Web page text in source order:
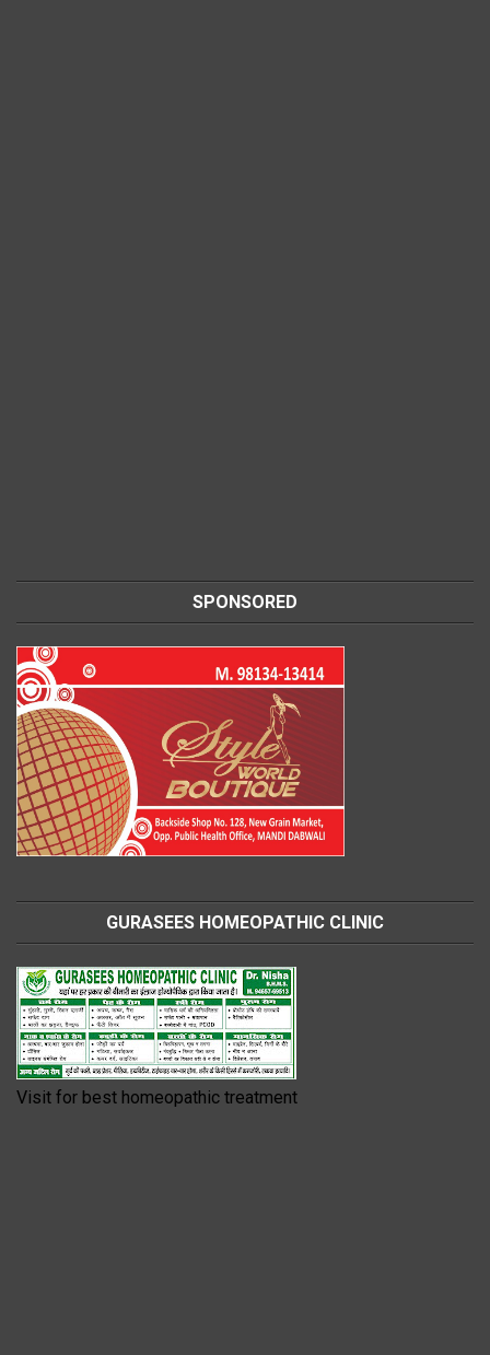
SPONSORED
GURASEES HOMEOPATHIC CLINIC
Visit for best homeopathic treatment